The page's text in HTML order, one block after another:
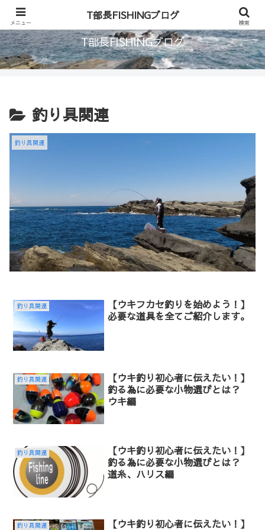
首都圏に住む釣り人のブログ
T部長FISHINGブログ
釣り具関連
釣り具関連
釣り具関連
【ウキフカセ釣りを始めよう！】
必要な道具を全てご紹介します。
釣り具関連
【ウキ釣り初心者に伝えたい！】
釣る為に必要な小物選びとは？
ウキ編
釣り具関連
【ウキ釣り初心者に伝えたい！】
釣る為に必要な小物選びとは？
道糸、ハリス編
釣り具関連
【ウキ釣り初心者に伝えたい！】
メニュー
T部長FISHINGブログ
検索